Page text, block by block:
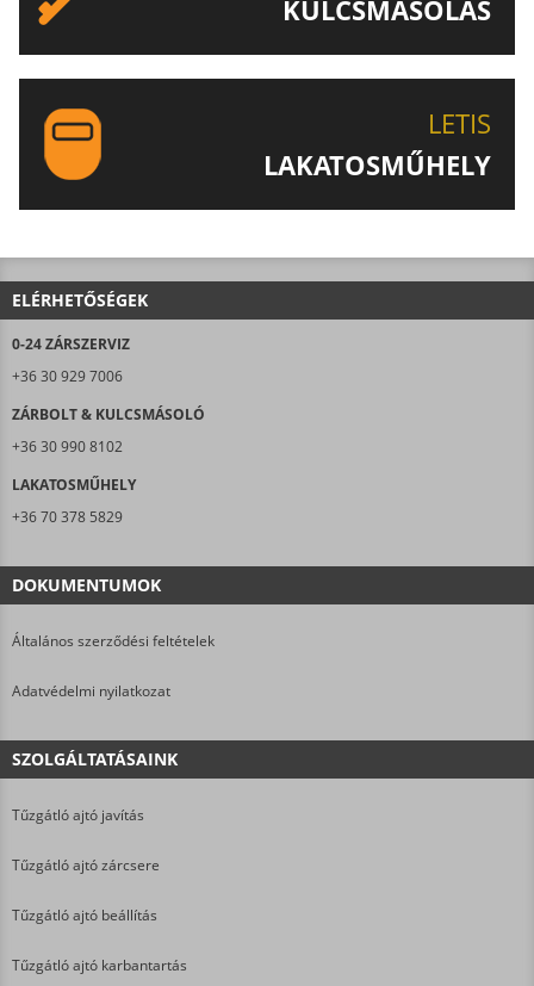
KULCSMÁSOLÁS
LETIS
LAKATOSMŰHELY
ELÉRHETŐSÉGEK
0-24 ZÁRSZERVIZ
+36 30 929 7006
ZÁRBOLT & KULCSMÁSOLÓ
+36 30 990 8102
LAKATOSMŰHELY
+36 70 378 5829
DOKUMENTUMOK
Általános szerződési feltételek
Adatvédelmi nyilatkozat
SZOLGÁLTATÁSAINK
Tűzgátló ajtó javítás
Tűzgátló ajtó zárcsere
Tűzgátló ajtó beállítás
Tűzgátló ajtó karbantartás